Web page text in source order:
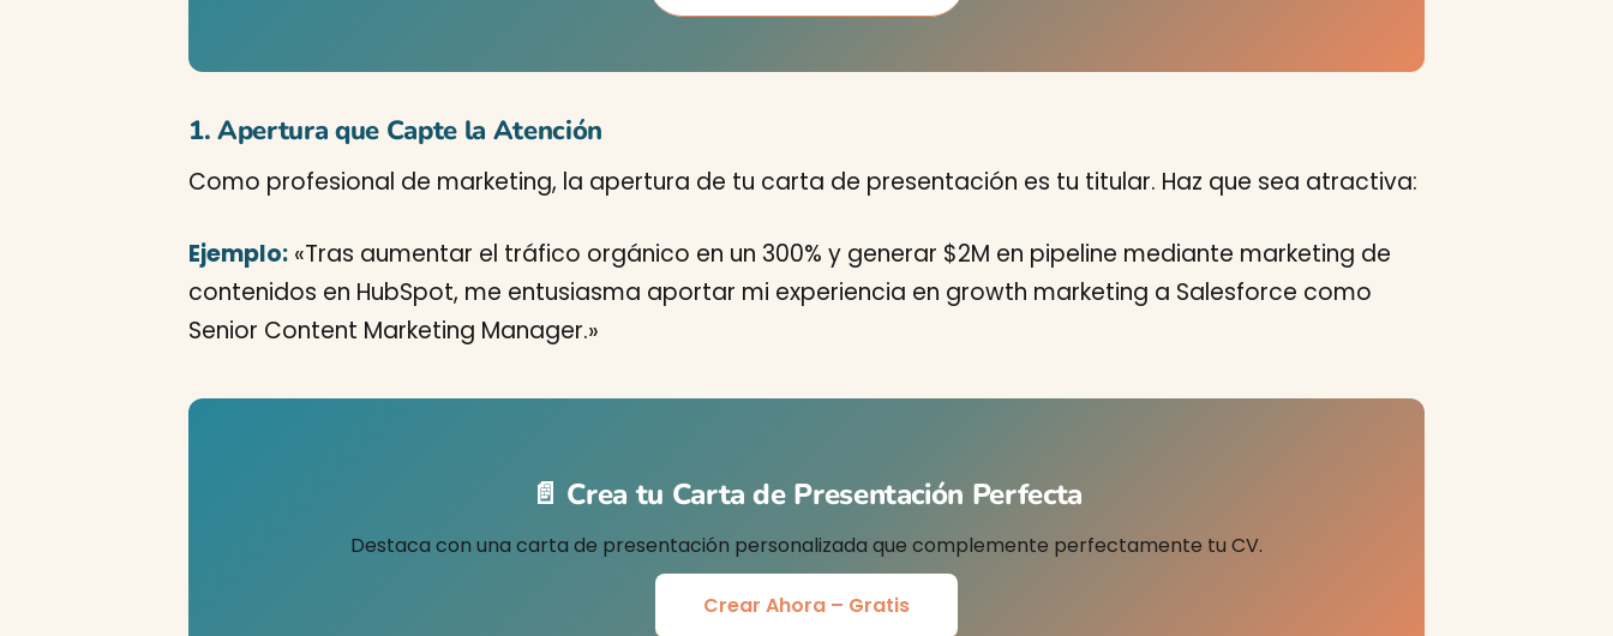
1. Apertura que Capte la Atención
Como profesional de marketing, la apertura de tu carta de presentación es tu titular. Haz que sea atractiva:
Ejemplo: «Tras aumentar el tráfico orgánico en un 300% y generar $2M en pipeline mediante marketing de
contenidos en HubSpot, me entusiasma aportar mi experiencia en growth marketing a Salesforce como
Senior Content Marketing Manager.»
📄 Crea tu Carta de Presentación Perfecta
Destaca con una carta de presentación personalizada que complemente perfectamente tu CV.
Crear Ahora – Gratis